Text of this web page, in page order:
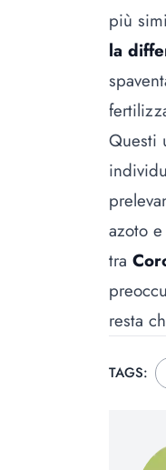
più
la
Questi
azoto
tra
resta
TAGS: